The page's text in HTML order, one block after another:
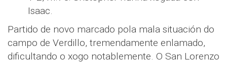
Isaac.
Partido de novo marcado pola mala situación do
campo de Verdillo, tremendamente enlamado,
dificultando o xogo notablemente. O San Lorenzo